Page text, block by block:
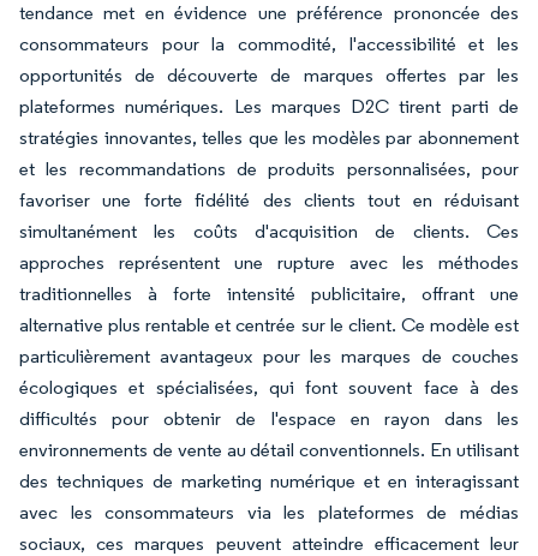
tendance met en évidence une préférence prononcée des
consommateurs pour la commodité, l'accessibilité et les
opportunités de découverte de marques offertes par les
plateformes numériques. Les marques D2C tirent parti de
stratégies innovantes, telles que les modèles par abonnement
et les recommandations de produits personnalisées, pour
favoriser une forte fidélité des clients tout en réduisant
simultanément les coûts d'acquisition de clients. Ces
approches représentent une rupture avec les méthodes
traditionnelles à forte intensité publicitaire, offrant une
alternative plus rentable et centrée sur le client. Ce modèle est
particulièrement avantageux pour les marques de couches
écologiques et spécialisées, qui font souvent face à des
difficultés pour obtenir de l'espace en rayon dans les
environnements de vente au détail conventionnels. En utilisant
des techniques de marketing numérique et en interagissant
avec les consommateurs via les plateformes de médias
sociaux, ces marques peuvent atteindre efficacement leur